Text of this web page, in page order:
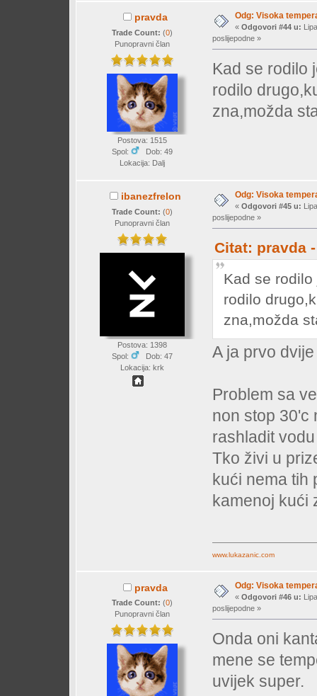
pravda
Trade Count: (0)
Punopravni član
Postova: 1515
Spol:
Dob: 49
Lokacija: Dalj
Odg: Visoka
« Odgovori #44 u:
poslijepodne »
Kad se rodilo
rodilo
zna,možda
ibanezfrelon
Trade Count: (0)
Punopravni član
Postova: 1398
Spol:
Dob: 47
Lokacija: krk
Odg: Visoka
« Odgovori #45 u:
poslijepodne »
Citat: pravda
Kad se
rodilo
zna,možda
A ja prvo
Problem sa
non stop 30'c
rashladit
Tko živi u
kući nema tih
kamenoj kući
www.lukazanic.com
pravda
Trade Count: (0)
Punopravni član
Odg: Visoka
« Odgovori #46 u:
poslijepodne »
Onda oni
mene se
uvijek super.